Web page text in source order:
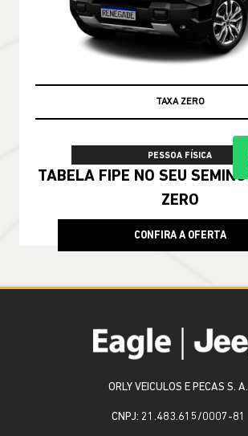
TAXA ZERO
PESSOA FÍSICA
TABELA FIPE NO SEU SEMINOVO + TAXA
ZERO
CONFIRA A OFERTA
ORLY VEICULOS E PECAS S. A.
CNPJ: 21.483.615/0007-81